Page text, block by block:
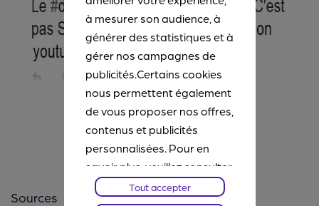
Sources
à mesurer son audience, à
générer des statistiques et à
gérer nos campagnes de
publicités.Certains cookies
nous permettent également
de vous proposer nos offres,
contenus et publicités
personnalisées. Pour en
savoir plus, veuillez consulter
notre
Chartes Cookies
. Vous
Tout accepter